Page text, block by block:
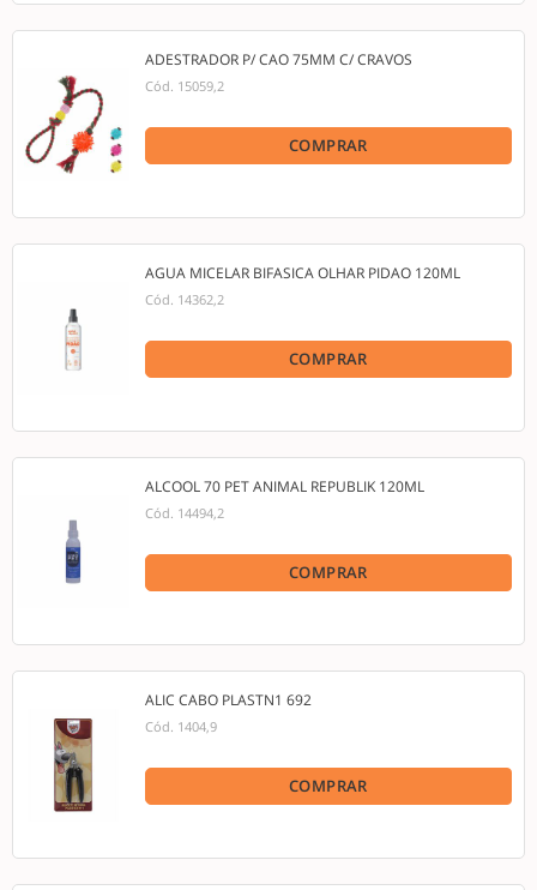
ADESTRADOR P/ CAO 75MM C/ CRAVOS
Cód. 15059,2
COMPRAR
AGUA MICELAR BIFASICA OLHAR PIDAO 120ML
Cód. 14362,2
COMPRAR
ALCOOL 70 PET ANIMAL REPUBLIK 120ML
Cód. 14494,2
COMPRAR
ALIC CABO PLASTN1 692
Cód. 1404,9
COMPRAR